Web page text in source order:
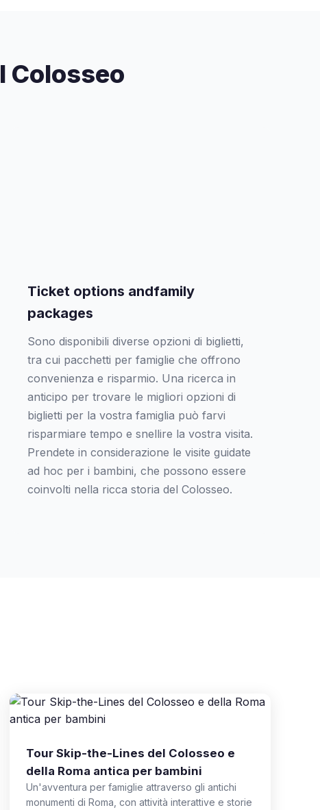
Colosseo
Ticket options andfamily
packages
Sono disponibili diverse opzioni di biglietti,
tra cui pacchetti per famiglie che offrono
convenienza e risparmio. Una ricerca in
anticipo per trovare le migliori opzioni di
biglietti per la vostra famiglia può farvi
risparmiare tempo e snellire la vostra visita.
Prendete in considerazione le visite guidate
ad hoc per i bambini, che possono essere
coinvolti nella ricca storia del Colosseo.
Tour Skip-the-Lines del Colosseo e
della Roma antica per bambini
Un'avventura per famiglie attraverso gli antichi
monumenti di Roma, con attività interattive e storie